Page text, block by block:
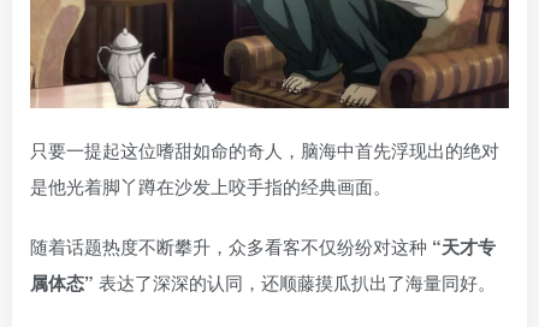
只要一提起这位嗜甜如命的奇人，脑海中首先浮现出的绝对
是他光着脚丫蹲在沙发上咬手指的经典画面。
随着话题热度不断攀升，众多看客不仅纷纷对这种 “天才专
属体态” 表达了深深的认同，还顺藤摸瓜扒出了海量同好。